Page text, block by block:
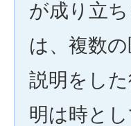
が成り立
は、複数
説明をし
明は時と